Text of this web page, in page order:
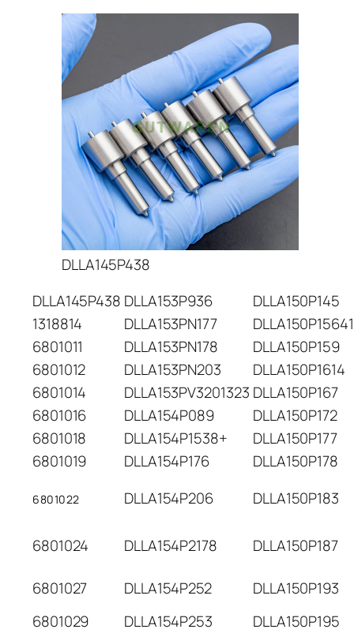
DLLA145P438
DLLA145P438 DLLA153P936
DLLA150P145
1318814
DLLA153PN177
DLLA150P15641
6801011
DLLA153PN178
DLLA150P159
6801012
DLLA153PN203
DLLA150P1614
6801014
DLLA153PV3201323 DLLA150P167
6801016
DLLA154P089
DLLA150P172
6801018
DLLA154P1538+
DLLA150P177
6801019
DLLA154P176 DLLA150P178
6801022 DLLA154P206 DLLA150P183
6801024 DLLA154P2178 DLLA150P187
6801027 DLLA154P252
DLLA150P193
6801029
DLLA154P253
DLLA150P195